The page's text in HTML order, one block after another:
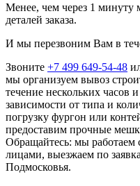
Менее, чем через 1
деталей заказа.
И мы перезвоним Вам в
Звоните +7 499 649-54-48
мы организуем вывоз
течение нескольких
зависимости от типа и
погрузку фургон или
предоставим прочные
Обращайтесь: мы
лицами, выезжаем по
Подмосковья.